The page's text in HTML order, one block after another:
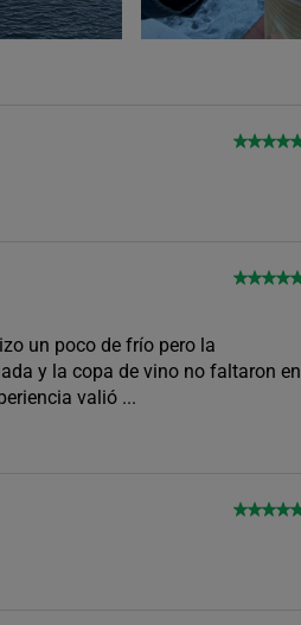
un poco de frío pero la
y la copa de vino no faltaron en
valió ...